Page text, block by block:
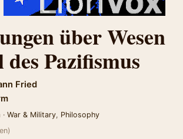
über Wesen
Pazifismus
Fried
War & Military, Philosophy